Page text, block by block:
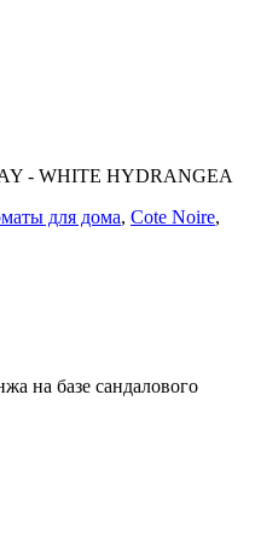
- WHITE HYDRANGEA
для дома, Cote Noire,
на базе сандалового